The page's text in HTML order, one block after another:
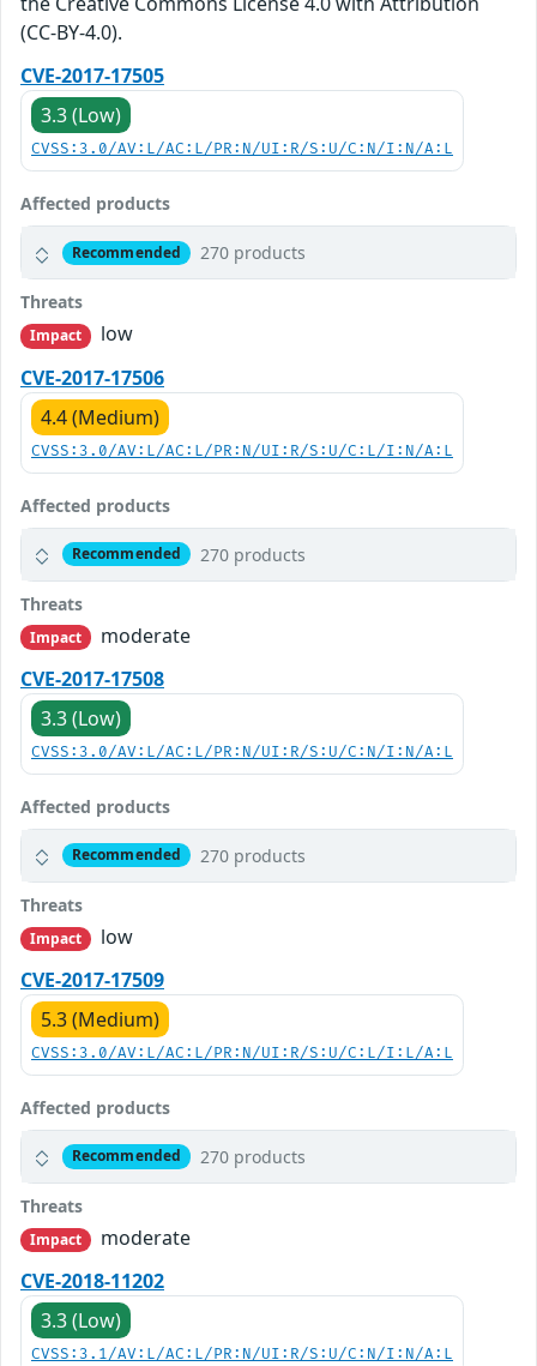
(CC-BY-4.0).
CVE-2017-17505
3.3 (Low)
CVSS:3.0/AV:L/AC:L/PR:N/UI:R/S:U/C:N/I:N/A:L
Affected products
Recommended 270 products
Threats
Impact
low
CVE-2017-17506
4.4 (Medium)
CVSS:3.0/AV:L/AC:L/PR:N/UI:R/S:U/C:L/I:N/A:L
Affected products
Recommended 270 products
Threats
Impact
moderate
CVE-2017-17508
3.3 (Low)
CVSS:3.0/AV:L/AC:L/PR:N/UI:R/S:U/C:N/I:N/A:L
Affected products
Recommended 270 products
Threats
Impact
low
CVE-2017-17509
5.3 (Medium)
CVSS:3.0/AV:L/AC:L/PR:N/UI:R/S:U/C:L/I:L/A:L
Affected products
Recommended 270 products
Threats
Impact
moderate
CVE-2018-11202
3.3 (Low)
CVSS:3.1/AV:L/AC:L/PR:N/UI:R/S:U/C:N/I:N/A:L